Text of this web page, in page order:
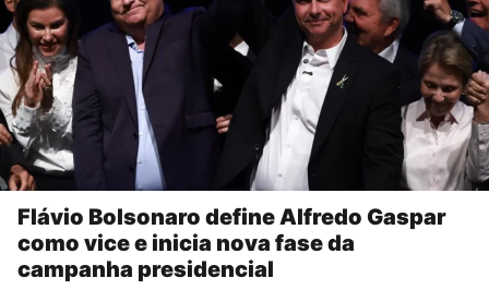
Flávio Bolsonaro define Alfredo Gaspar
como vice e inicia nova fase da
campanha presidencial